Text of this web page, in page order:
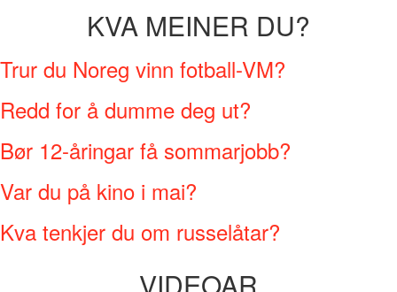
KVA MEINER DU?
Trur du Noreg vinn fotball-VM?
Redd for å dumme deg ut?
Bør 12-åringar få sommarjobb?
Var du på kino i mai?
Kva tenkjer du om russelåtar?